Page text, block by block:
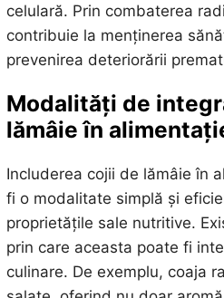
celulară. Prin combaterea
contribuie la menținerea
prevenirea deteriorării
Modalități de
lămâie în
Includerea cojii de lămâie în
fi o modalitate simplă și
proprietățile sale nutritive.
prin care aceasta poate fi
culinare. De exemplu, coaja